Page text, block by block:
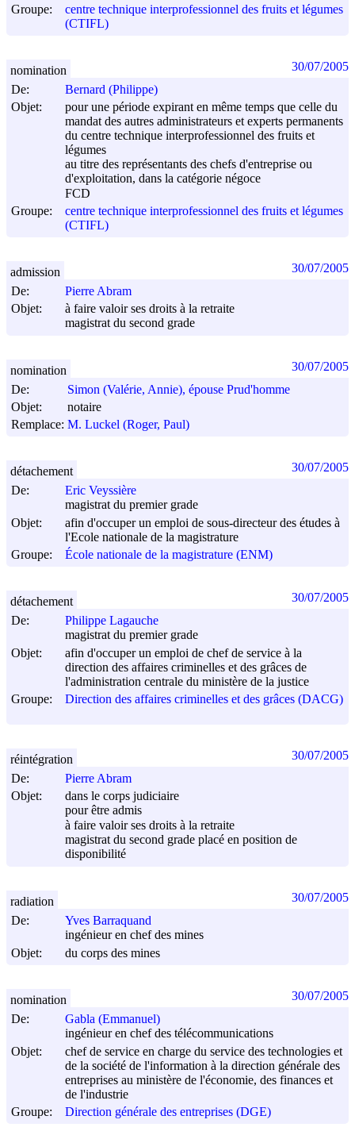
Groupe:
centre technique interprofessionnel des fruits et légumes
(CTIFL)
De:
Bernard (Philippe)
Objet:
pour une période expirant en même temps que celle du
mandat des autres administrateurs et experts permanents
du centre technique interprofessionnel des fruits et
légumes
au titre des représentants des chefs d'entreprise ou
d'exploitation, dans la catégorie négoce
FCD
Groupe:
centre technique interprofessionnel des fruits et légumes
(CTIFL)
nomination 30/07/2005
De:
Pierre Abram
Objet:
à faire valoir ses droits à la retraite
magistrat du second grade
admission 30/07/2005
De:
Simon (Valérie, Annie), épouse Prud'homme
Objet:
notaire
Remplace: M. Luckel (Roger, Paul)
nomination 30/07/2005
De:
Eric Veyssière
magistrat du premier grade
Objet:
afin d'occuper un emploi de sous-directeur des études à
l'Ecole nationale de la magistrature
Groupe:
École nationale de la magistrature (ENM)
détachement 30/07/2005
De:
Philippe Lagauche
magistrat du premier grade
Objet:
afin d'occuper un emploi de chef de service à la
direction des affaires criminelles et des grâces de
l'administration centrale du ministère de la justice
Groupe:
Direction des affaires criminelles et des grâces (DACG)
détachement 30/07/2005
De:
Pierre Abram
Objet:
dans le corps judiciaire
pour être admis
à faire valoir ses droits à la retraite
magistrat du second grade placé en position de
disponibilité
réintégration 30/07/2005
De:
Yves Barraquand
ingénieur en chef des mines
Objet:
du corps des mines
radiation 30/07/2005
De:
Gabla (Emmanuel)
ingénieur en chef des télécommunications
Objet:
chef de service en charge du service des technologies et
de la société de l'information à la direction générale des
entreprises au ministère de l'économie, des finances et
de l'industrie
Groupe:
Direction générale des entreprises (DGE)
nomination 30/07/2005